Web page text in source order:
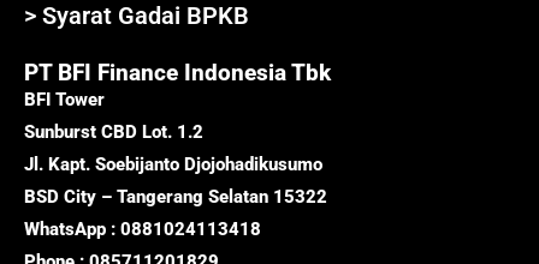
> Syarat Gadai BPKB
PT BFI Finance Indonesia Tbk
BFI Tower
Sunburst CBD Lot. 1.2
Jl. Kapt. Soebijanto Djojohadikusumo
BSD City – Tangerang Selatan 15322
WhatsApp : 0881024113418